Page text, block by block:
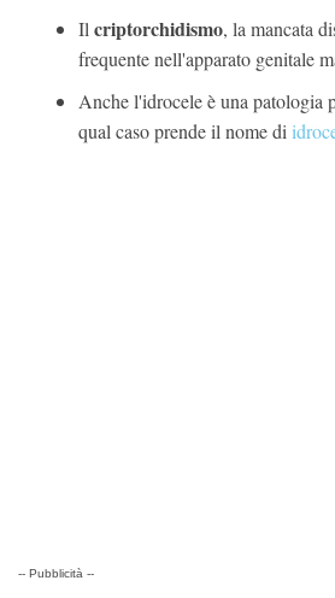
Il criptorchidismo, la mancata
frequente nell'apparato genitale
Anche l'idrocele è una patologia
qual caso prende il nome di
-- Pubblicità --